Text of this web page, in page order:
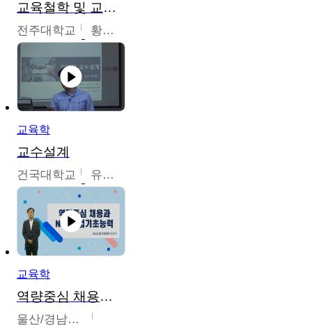
교육철학 및 교육사
전주대학교 황혜연
교육학
교수설계
건국대학교 유병민
교육학
역량중심 채용과 NCS직업기초능력
울산/경남권역센터